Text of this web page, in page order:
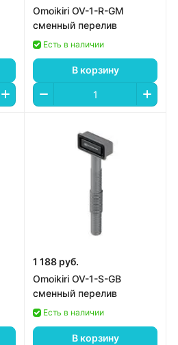
Omoikiri OV-1-R-GM
сменный перелив
Есть в наличии
В корзину
1 188 руб.
Omoikiri OV-1-S-GB
сменный перелив
Есть в наличии
В корзину